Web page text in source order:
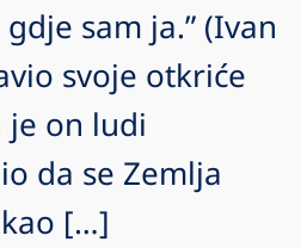
sam ja.” (Ivan
svoje otkriće
je on ludi
da se Zemlja
[…]